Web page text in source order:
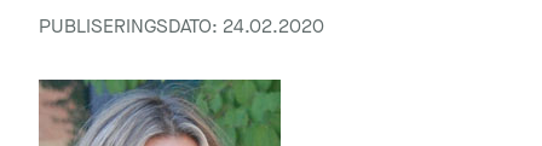
PUBLISERINGSDATO: 24.02.2020